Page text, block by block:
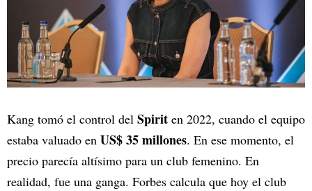
Kang tomó el control del Spirit en 2022, cuando el equipo
estaba valuado en US$ 35 millones. En ese momento, el
precio parecía altísimo para un club femenino. En
realidad, fue una ganga. Forbes calcula que hoy el club